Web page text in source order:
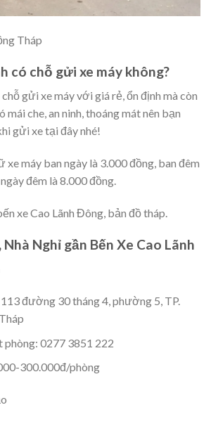
Tháp
có chỗ gửi xe máy không?
chỗ gửi xe máy với giá rẻ, ổn định mà còn
mái che, an ninh, thoáng mát nên bạn
gửi xe tại đây nhé!
xe máy ban ngày là 3.000 đồng, ban đêm
đêm là 8.000 đồng.
xe Cao Lãnh Đông, bản đồ tháp.
Nhà Nghỉ gần Bến Xe Cao Lãnh
đường 30 tháng 4, phường 5, TP.
phòng: 0277 3851 222
300.000đ/phòng